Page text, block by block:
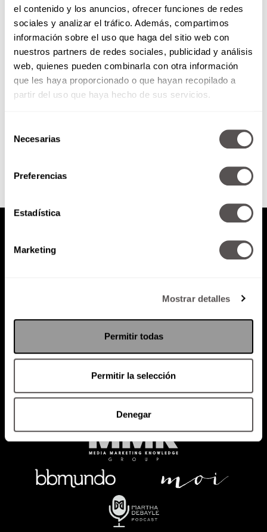
el contenido y los anuncios, ofrecer funciones de redes
sociales y analizar el tráfico. Además, compartimos
información sobre el uso que haga del sitio web con
nuestros partners de redes sociales, publicidad y análisis
web, quienes pueden combinarla con otra información
que les haya proporcionado o que hayan recopilado a
partir del uso que haya hecho de sus servicios.
Necesarias
Preferencias
Estadística
Marketing
Mostrar detalles
Permitir todas
Permitir la selección
Denegar
¿Qué tipo de felicidad quieres
en tu vida y cómo procurarla?
Les vamos a decir qué ideas
tenemos que empezar a
descartar acerca de la felicidad y
cómo entender que hay...
Política de Privacidad
PODCAST RADIO MARTHA EVENTOS
SACA TU ID